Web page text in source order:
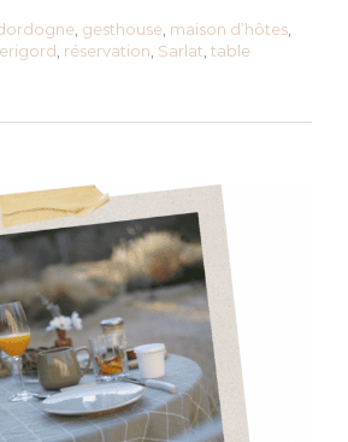
gesthouse maison d’hôtes
réservation Sarlat table